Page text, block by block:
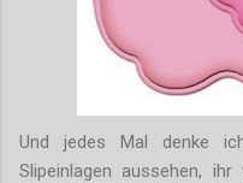
Und jedes Mal denke
Slipeinlagen aussehen,